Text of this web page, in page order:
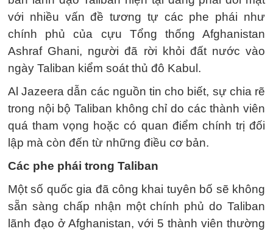
với nhiều vấn đề tương tự các phe phái như
chính phủ của cựu Tổng thống Afghanistan
Ashraf Ghani, người đã rời khỏi đất nước vào
ngày Taliban kiểm soát thủ đô Kabul.
Al Jazeera dẫn các nguồn tin cho biết, sự chia rẽ
trong nội bộ Taliban không chỉ do các thành viên
quá tham vọng hoặc có quan điểm chính trị đối
lập mà còn đến từ những điều cơ bản.
Các phe phái trong Taliban
Một số quốc gia đã công khai tuyên bố sẽ không
sẵn sàng chấp nhận một chính phủ do Taliban
lãnh đạo ở Afghanistan, với 5 thành viên thường